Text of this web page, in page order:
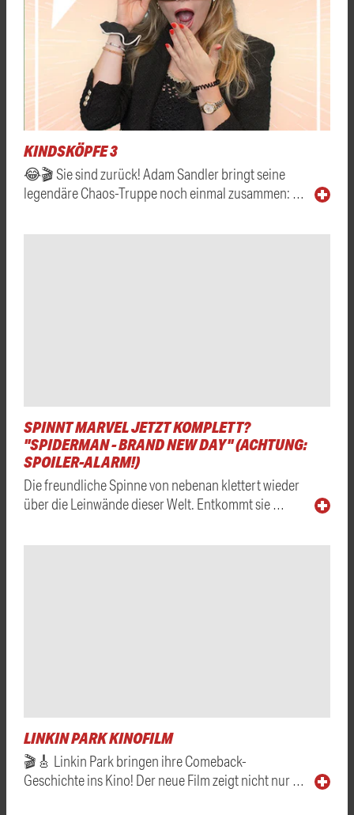
KINDSKÖPFE 3
😂🎬 Sie sind zurück! Adam Sandler bringt seine
legendäre Chaos-Truppe noch einmal zusammen: …
SPINNT MARVEL JETZT KOMPLETT?
"SPIDERMAN - BRAND NEW DAY" (ACHTUNG:
SPOILER-ALARM!)
Die freundliche Spinne von nebenan klettert wieder
über die Leinwände dieser Welt. Entkommt sie …
LINKIN PARK KINOFILM
🎬🎸 Linkin Park bringen ihre Comeback-
Geschichte ins Kino! Der neue Film zeigt nicht nur …